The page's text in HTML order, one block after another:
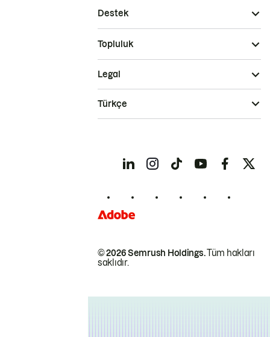
Destek
Topluluk
© 2026 Semrush Holdings.Tüm hakları
saklıdır.
Legal
Türkçe